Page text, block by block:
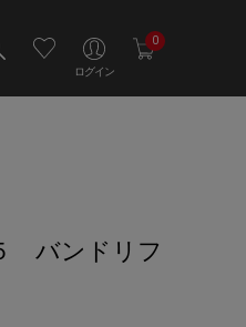
ログイン
0
バンドリフ